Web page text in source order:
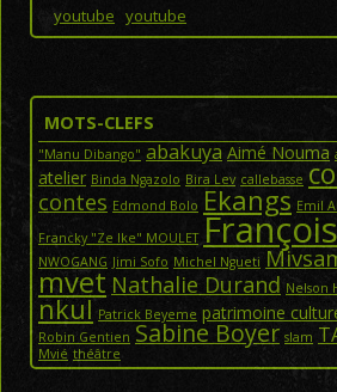
youtube youtube
MOTS-CLEFS
"Manu Dibango" abakuya Aimé Nouma
atelier Binda Ngazolo Bira Lev callebasse
contes Edmond Bolo Ekangs Emil
Francky "Ze Ike" MOULET
NWOGANG Jimi Sofo Michel Ngueti
mvet Nathalie Durand Nelson
nkul Patrick Beyeme patrimoine
Robin Gentien Sabine Boyer slam
Mvié théâtre